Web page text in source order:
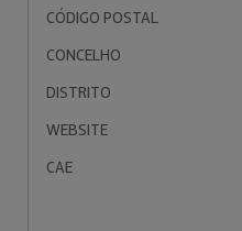
CÓDIGO POSTAL
CONCELHO
DISTRITO
WEBSITE
CAE